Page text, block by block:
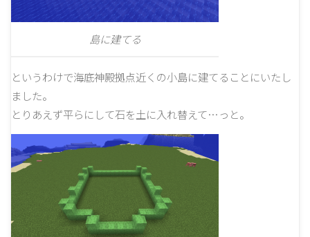
島に建てる
というわけで海底神殿拠点近くの小島に建てることにいたし
ました。
とりあえず平らにして石を土に入れ替えて…っと。